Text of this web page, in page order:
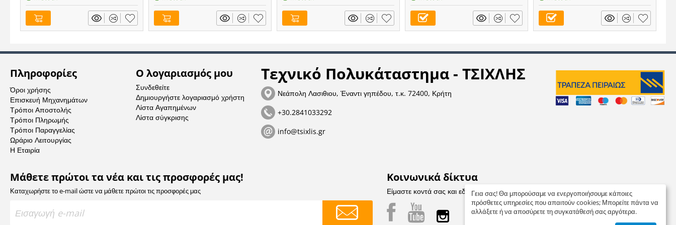
Πληροφορίες
Όροι χρήσης
Επισκευή Μηχανημάτων
Τρόποι Αποστολής
Τρόποι Πληρωμής
Τρόποι Παραγγελίας
Ωράριο Λειτουργίας
Η Εταιρία
Ο λογαριασμός μου
Συνδεθείτε
Δημιουργήστε λογαριασμό χρήστη
Λίστα Αγαπημένων
Λίστα σύγκρισης
Τεχνικό Πολυκάταστημα - ΤΣΙΧΛΗΣ
Νεάπολη Λασιθιου, Έναντι γηπέδου, τ.κ. 72400, Κρήτη
+30.2841033292
info@tsixlis.gr
Μάθετε πρώτοι τα νέα και τις προσφορές μας!
Καταχωρήστε το e-mail ώστε να μάθετε πρώτοι τις προσφορές μας
Κοινωνικά δίκτυα
Είμαστε κοντά σας και εδώ Γεια σας! Θα μπορούσαμε να ενεργοποιήσουμε κάποιες
πρόσθετες υπηρεσίες που απαιτούν cookies; Μπορείτε πάντα να
αλλάξετε ή να αποσύρετε τη συγκατάθεσή σας αργότερα.